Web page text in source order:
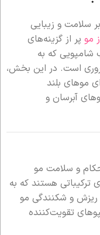
سلامت و زیبایی
مو پر از گزینه‌های
شامپویی که به
است. در این بخش،
موهای بلند
آبرسان و
و سلامت مو
ترکیباتی هستند که به
و شکنندگی مو
تقویت‌کننده